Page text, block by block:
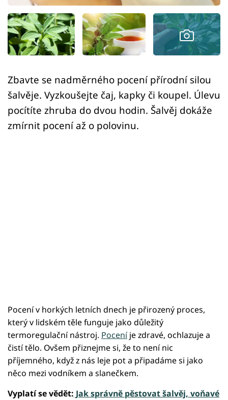
Sledujte nás
Zbavte se nadměrného pocení přírodní silou
šalvěje. Vyzkoušejte čaj, kapky či koupel. Úlevu
pocítíte zhruba do dvou hodin. Šalvěj dokáže
zmírnit pocení až o polovinu.
Pocení v horkých letních dnech je přirozený proces,
který v lidském těle funguje jako důležitý
termoregulační nástroj. Pocení je zdravé, ochlazuje a
čistí tělo. Ovšem přiznejme si, že to není nic
příjemného, když z nás leje pot a připadáme si jako
něco mezi vodníkem a slanečkem.
Vyplatí se vědět: Jak správně pěstovat šalvěj, voňavé